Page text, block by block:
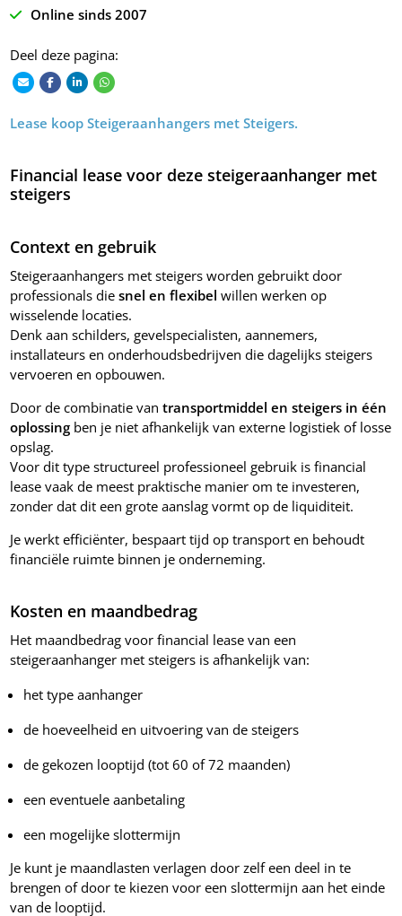
Online sinds 2007
Deel deze pagina:
Lease koop Steigeraanhangers met Steigers.
Financial lease voor deze steigeraanhanger met
steigers
Context en gebruik
Steigeraanhangers met steigers worden gebruikt door
professionals diesnel en flexibel willen werken op
wisselende locaties.
Denk aan schilders, gevelspecialisten, aannemers,
installateurs en onderhoudsbedrijven die dagelijks steigers
vervoeren en opbouwen.
Door de combinatie vantransportmiddel en steigers in één
oplossing ben je niet afhankelijk van externe logistiek of losse
opslag.
Voor dit type structureel professioneel gebruik is financial
lease vaak de meest praktische manier om te investeren,
zonder dat dit een grote aanslag vormt op de liquiditeit.
Je werkt efficiënter, bespaart tijd op transport en behoudt
financiële ruimte binnen je onderneming.
Kosten en maandbedrag
Het maandbedrag voor financial lease van een
steigeraanhanger met steigers is afhankelijk van:
het type aanhanger
de hoeveelheid en uitvoering van de steigers
de gekozen looptijd (tot 60 of 72 maanden)
een eventuele aanbetaling
een mogelijke slottermijn
Je kunt je maandlasten verlagen door zelf een deel in te
brengen of door te kiezen voor een slottermijn aan het einde
van de looptijd.